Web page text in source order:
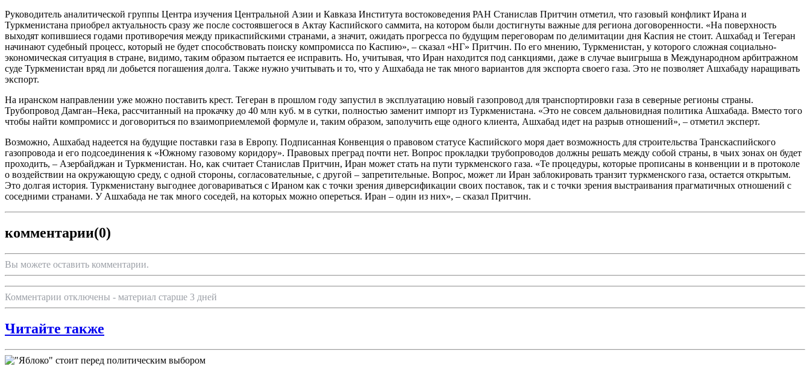
Руководитель аналитической группы Центра изучения Центральной Азии и Кавказа Института востоковедения РАН Станислав Притчин отметил, что газовый конфликт Ирана и
Туркменистана приобрел актуальность сразу же после состоявшегося в Актау Каспийского саммита, на котором были достигнуты важные для региона договоренности. «На поверхность
выходят копившиеся годами противоречия между прикаспийскими странами, а значит, ожидать прогресса по будущим переговорам по делимитации дня Каспия не стоит. Ашхабад и Тегеран
начинают судебный процесс, который не будет способствовать поиску компромисса по Каспию», – сказал «НГ» Притчин. По его мнению, Туркменистан, у которого сложная социально-
экономическая ситуация в стране, видимо, таким образом пытается ее исправить. Но, учитывая, что Иран находится под санкциями, даже в случае выигрыша в Международном арбитражном
суде Туркменистан вряд ли добьется погашения долга. Также нужно учитывать и то, что у Ашхабада не так много вариантов для экспорта своего газа. Это не позволяет Ашхабаду наращивать
экспорт.
На иранском направлении уже можно поставить крест. Тегеран в прошлом году запустил в эксплуатацию новый газопровод для транспортировки газа в северные регионы страны.
Трубопровод Дамган–Нека, рассчитанный на прокачку до 40 млн куб. м в сутки, полностью заменит импорт из Туркменистана. «Это не совсем дальновидная политика Ашхабада. Вместо того
чтобы найти компромисс и договориться по взаимоприемлемой формуле и, таким образом, заполучить еще одного клиента, Ашхабад идет на разрыв отношений», – отметил эксперт.
Возможно, Ашхабад надеется на будущие поставки газа в Европу. Подписанная Конвенция о правовом статусе Каспийского моря дает возможность для строительства Транскаспийского
газопровода и его подсоединения к «Южному газовому коридору». Правовых преград почти нет. Вопрос прокладки трубопроводов должны решать между собой страны, в чьих зонах он будет
проходить, – Азербайджан и Туркменистан. Но, как считает Станислав Притчин, Иран может стать на пути туркменского газа. «Те процедуры, которые прописаны в конвенции и в протоколе
о воздействии на окружающую среду, с одной стороны, согласовательные, с другой – запретительные. Вопрос, может ли Иран заблокировать транзит туркменского газа, остается открытым.
Это долгая история. Туркменистану выгоднее договариваться с Ираном как с точки зрения диверсификации своих поставок, так и с точки зрения выстраивания прагматичных отношений с
соседними странами. У Ашхабада не так много соседей, на которых можно опереться. Иран – один из них», – сказал Притчин.
комментарии(0)
Вы можете оставить комментарии.
Комментарии отключены - материал старше 3 дней
Читайте также